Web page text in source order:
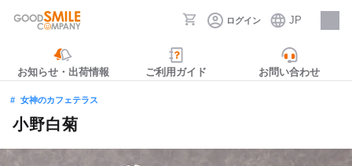
ログイン JP
採用情報
お知らせ・出荷情報 ご利用ガイド お問い合わせ
女神のカフェテラス
小野白菊